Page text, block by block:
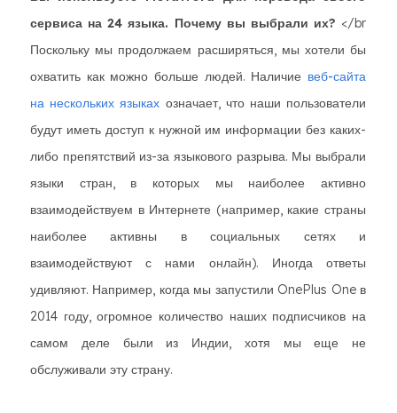
сервиса на 24 языка. Почему вы выбрали их? </br
Поскольку мы продолжаем расширяться, мы хотели бы
охватить как можно больше людей. Наличие веб-сайта
на нескольких языках означает, что наши пользователи
будут иметь доступ к нужной им информации без каких-
либо препятствий из-за языкового разрыва. Мы выбрали
языки стран, в которых мы наиболее активно
взаимодействуем в Интернете (например, какие страны
наиболее активны в социальных сетях и
взаимодействуют с нами онлайн). Иногда ответы
удивляют. Например, когда мы запустили OnePlus One в
2014 году, огромное количество наших подписчиков на
самом деле были из Индии, хотя мы еще не
обслуживали эту страну.